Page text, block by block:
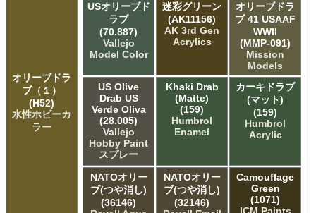
オリーブドラ
ブ（１）
(H52)
水性ホビーカ
ラー
USオリーブド
ラブ
(70.887)
Vallejo
Model Color
迷彩グリーン
(AK11156)
AK 3rd Gen
Acrylics
オリーブドラ
ブ 41 USAAF
WWII
(MMP-091)
Mission
Models
US Olive
Drab US
Verde Oliva
(28.005)
Vallejo
Hobby Paint
スプレー
Khaki Drab
(Matte)
(159)
Humbrol
Enamel
カーキドラブ
(マット)
(159)
Humbrol
Acrylic
NATOオリー
ブ(つや消し)
(36146)
NATOオリー
ブ(つや消し)
(32146)
Camouflage
Green
(1071)